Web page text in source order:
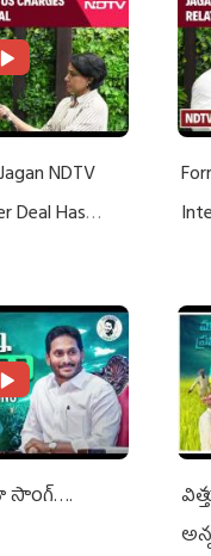
NDTV
Deal Has
సాంగ్….